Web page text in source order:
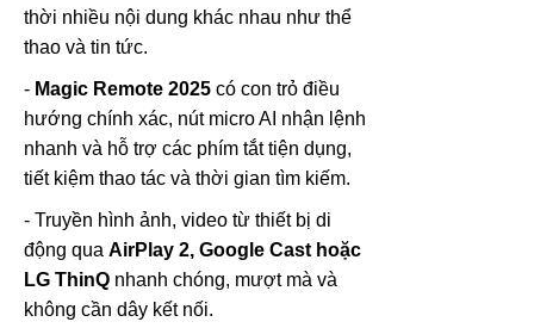
thời nhiều nội dung khác nhau như thể
thao và tin tức.
- Magic Remote 2025 có con trỏ điều
hướng chính xác, nút micro AI nhận lệnh
nhanh và hỗ trợ các phím tắt tiện dụng,
tiết kiệm thao tác và thời gian tìm kiếm.
- Truyền hình ảnh, video từ thiết bị di
động qua AirPlay 2, Google Cast hoặc
LG ThinQ nhanh chóng, mượt mà và
không cần dây kết nối.